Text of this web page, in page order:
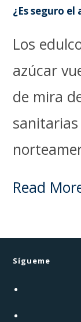
¿Es seguro
Los
azúcar
de mira
Read
Sígueme